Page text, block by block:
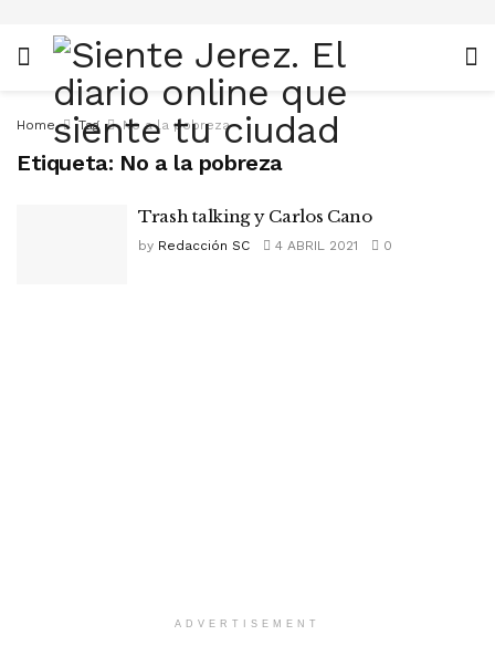
Home Tag No a la pobreza
Etiqueta: No a la pobreza
Trash talking y Carlos Cano
by Redacción SC 4 ABRIL 2021 0
ADVERTISEMENT